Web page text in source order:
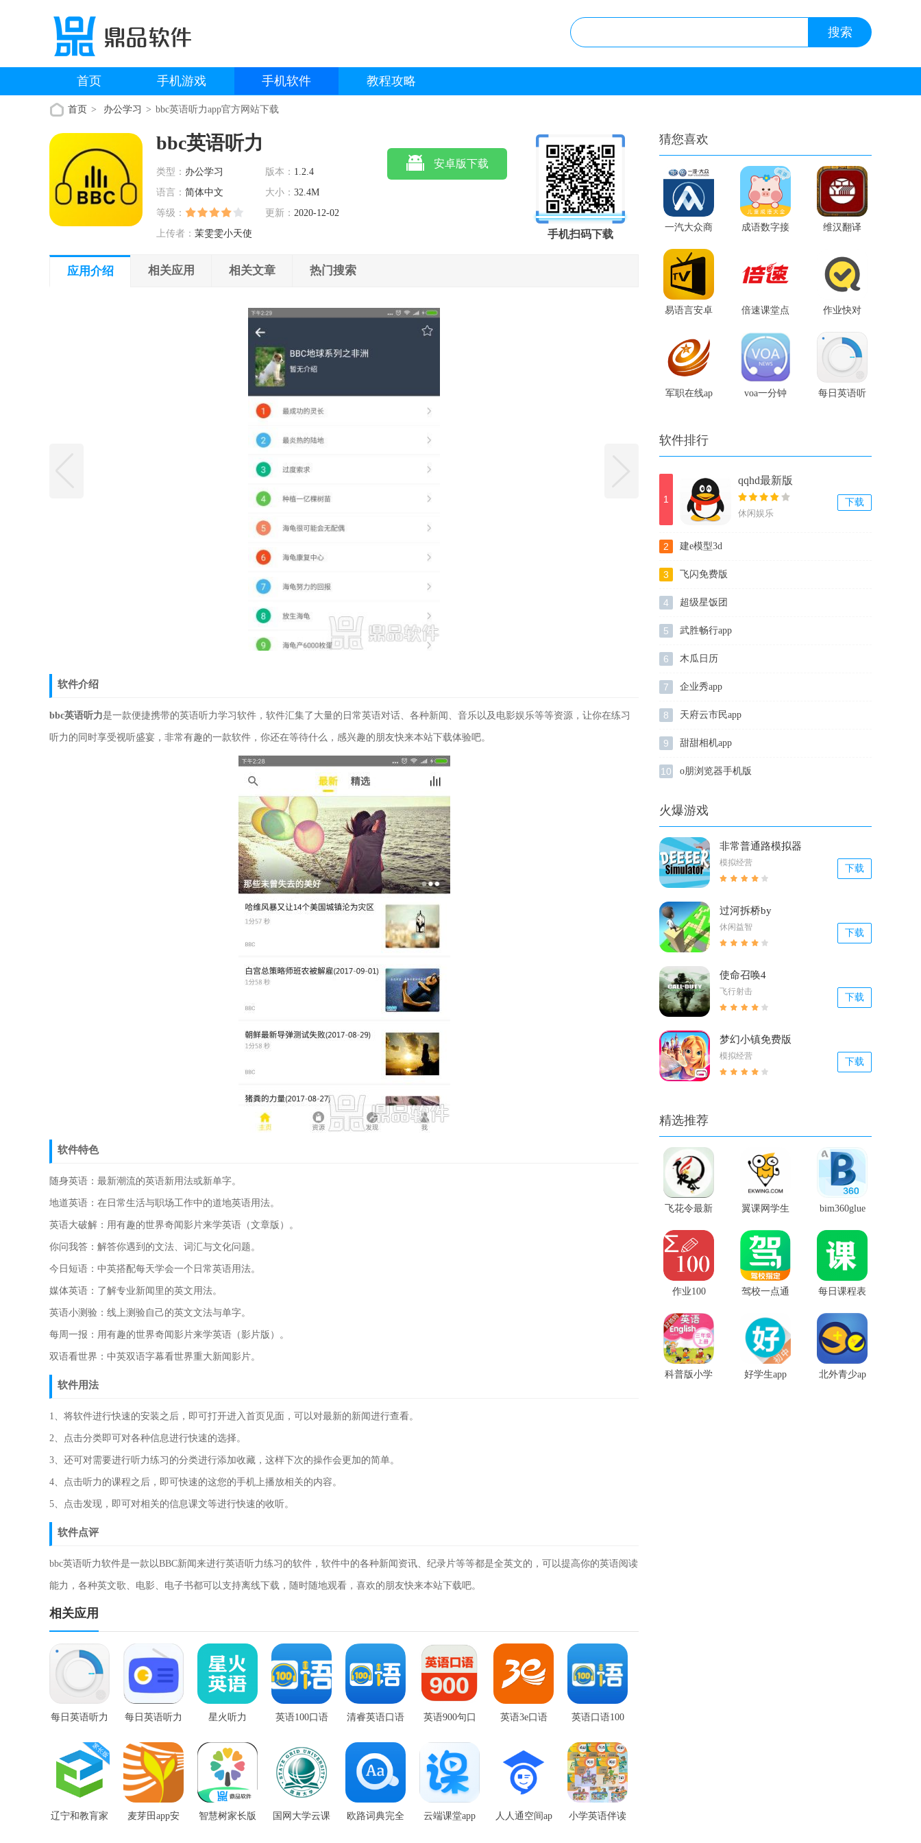
首页 手机游戏 手机软件 教程攻略
首页 办公学习 bbc英语听力app官方网站下载
bbc英语听力
类型： 办公学习 版本： 1.2.4
语言： 简体中文 大小：32.4M
等级：
更新：2020-12-02
上传者： 茉雯雯小天使
安卓版下载
手机扫码下载
应用介绍 相关应用 相关文章 热门搜索
软件介绍
bbc英语听力是一款便捷携带的英语听力学习软件，软件汇集了大量的日常英语对话、各种新闻、音乐以及电影娱乐等等资源，让你在练习
听力的同时享受视听盛宴，非常有趣的一款软件，你还在等待什么，感兴趣的朋友快来本站下载体验吧。
软件特色
随身英语：最新潮流的英语新用法或新单字。
地道英语：在日常生活与职场工作中的道地英语用法。
英语大破解：用有趣的世界奇闻影片来学英语（文章版）。
你问我答：解答你遇到的文法、词汇与文化问题。
今日短语：中英搭配每天学会一个日常英语用法。
媒体英语：了解专业新闻里的英文用法。
英语小测验：线上测验自己的英文文法与单字。
每周一报：用有趣的世界奇闻影片来学英语（影片版）。
双语看世界：中英双语字幕看世界重大新闻影片。
软件用法
1、将软件进行快速的安装之后，即可打开进入首页见面，可以对最新的新闻进行查看。
2、点击分类即可对各种信息进行快速的选择。
3、还可对需要进行听力练习的分类进行添加收藏，这样下次的操作会更加的简单。
4、点击听力的课程之后，即可快速的这您的手机上播放相关的内容。
5、点击发现，即可对相关的信息课文等进行快速的收听。
软件点评
bbc英语听力软件是一款以BBC新闻来进行英语听力练习的软件，软件中的各种新闻资讯、纪录片等等都是全英文的，可以提高你的英语阅读
能力，各种英文歌、电影、电子书都可以支持离线下载，随时随地观看，喜欢的朋友快来本站下载吧。
相关应用
每日英语听力 每日英语听力 星火听力 英语100口语 清睿英语口语 英语900句口 英语3e口语 英语口语100
辽宁和教肓家 麦芽田app安 智慧树家长版 国网大学云课 欧路词典完全 云端课堂app 人人通空间ap 小学英语伴读
猜您喜欢
一汽大众商
城app
成语数字接 维汉翻译
易语言安卓 倍速课堂点
读
作业快对
军职在线ap voa一分钟 每日英语听
软件排行
1
qqhd最新版
休闲娱乐
下载
2 建e模型3d
3 飞闪免费版
4 超级星饭团
5 武胜畅行app
6 木瓜日历
7 企业秀app
8 天府云市民app
9 甜甜相机app
10 o朋浏览器手机版
火爆游戏
非常普通路模拟器
模拟经营
下载
过河拆桥by
休闲益智
下载
使命召唤4
飞行射击
下载
梦幻小镇免费版
模拟经营
下载
精选推荐
飞花令最新
版app
翼课网学生
app
bim360glue
安卓手机版
作业100 驾校一点通 每日课程表
任务提醒软
件
科普版小学 好学生app 北外青少ap